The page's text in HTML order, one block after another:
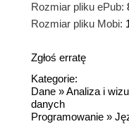
Rozmiar pliku ePub:
Rozmiar pliku Mobi:
Zgłoś erratę
Kategorie:
Dane »Analiza i
danych
Programowanie »